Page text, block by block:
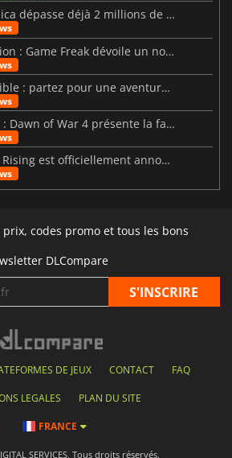
Resident Evil: Veronica dépasse déjà 2 millions de wishlists
Beast of Reincarnation : Game Freak dévoile un nouveau pari
Big Walk est disponible : partez pour une aventure entre amis
Warhammer 40 000 : Dawn of War 4 présente la faction des Nécrons
Le DLC Nioh 3 : Hell Rising est officiellement annoncé
codes promo et tous les bons
DLCompare
DE JEUX CONTACT FAQ
LEGALES PLAN DU SITE
FRANCE
SERVICES, Tous droits réservés.